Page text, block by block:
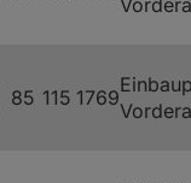
85 115 1769